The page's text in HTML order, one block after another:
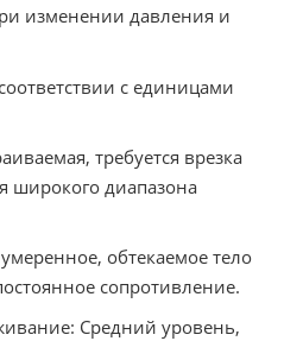
изменении давления и
с единицами
требуется врезка
широкого диапазона
обтекаемое тело
сопротивление.
Средний уровень,